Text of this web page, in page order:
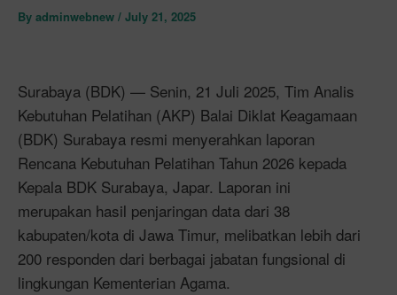
By adminwebnew / July 21, 2025
Surabaya (BDK) — Senin, 21 Juli 2025, Tim Analis
Kebutuhan Pelatihan (AKP) Balai Diklat Keagamaan
(BDK) Surabaya resmi menyerahkan laporan
Rencana Kebutuhan Pelatihan Tahun 2026 kepada
Kepala BDK Surabaya, Japar. Laporan ini
merupakan hasil penjaringan data dari 38
kabupaten/kota di Jawa Timur, melibatkan lebih dari
200 responden dari berbagai jabatan fungsional di
lingkungan Kementerian Agama.